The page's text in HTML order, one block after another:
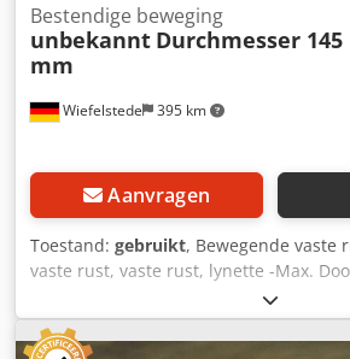
Wiefelstede 395 km
Bestendige beweging
unbekannt Durchmesser 145
mm
Aanvragen
Toestand: gebruikt, Bewegende vaste
vaste rust, vaste rust, lynette -Max.
Editie: grijs gietijzer Credpfx
Intermediaire afmeting: 280 mm -
Maten: 570/345/H430 mm -gewicht: 32